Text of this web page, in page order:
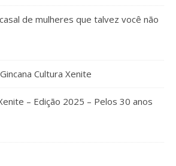
de mulheres que talvez você não
Cultura Xenite
– Edição 2025 – Pelos 30 anos